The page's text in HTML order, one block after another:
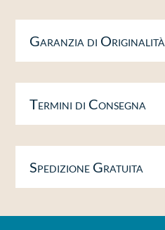
Garanzia di Originalità
Termini di Consegna
Spedizione Gratuita